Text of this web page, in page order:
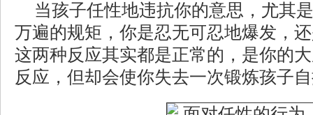
当孩子任性地违抗你的意思，尤其
万遍的规矩，你是忍无可忍地爆发，
这两种反应其实都是正常的，是你的
反应，但却会使你失去一次锻炼孩子